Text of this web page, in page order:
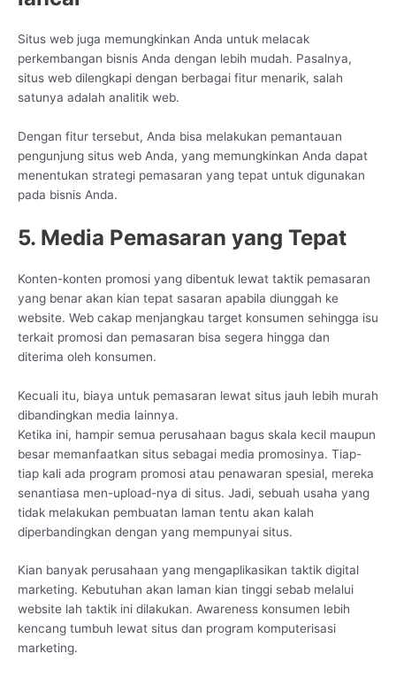
Situs web juga memungkinkan Anda untuk melacak
perkembangan bisnis Anda dengan lebih mudah. Pasalnya,
situs web dilengkapi dengan berbagai fitur menarik, salah
satunya adalah analitik web.
Dengan fitur tersebut, Anda bisa melakukan pemantauan
pengunjung situs web Anda, yang memungkinkan Anda dapat
menentukan strategi pemasaran yang tepat untuk digunakan
pada bisnis Anda.
5. Media Pemasaran yang Tepat
Konten-konten promosi yang dibentuk lewat taktik pemasaran
yang benar akan kian tepat sasaran apabila diunggah ke
website. Web cakap menjangkau target konsumen sehingga isu
terkait promosi dan pemasaran bisa segera hingga dan
diterima oleh konsumen.
Kecuali itu, biaya untuk pemasaran lewat situs jauh lebih murah
dibandingkan media lainnya.
Ketika ini, hampir semua perusahaan bagus skala kecil maupun
besar memanfaatkan situs sebagai media promosinya. Tiap-
tiap kali ada program promosi atau penawaran spesial, mereka
senantiasa men-upload-nya di situs. Jadi, sebuah usaha yang
tidak melakukan pembuatan laman tentu akan kalah
diperbandingkan dengan yang mempunyai situs.
Kian banyak perusahaan yang mengaplikasikan taktik digital
marketing. Kebutuhan akan laman kian tinggi sebab melalui
website lah taktik ini dilakukan. Awareness konsumen lebih
kencang tumbuh lewat situs dan program komputerisasi
marketing.